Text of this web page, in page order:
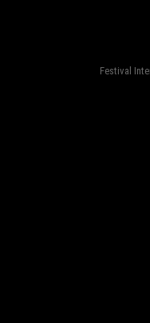
Festival